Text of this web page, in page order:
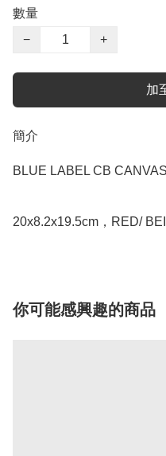
數量
−
+
加
簡介
BLUE LABEL CB
你可能感興趣的商品